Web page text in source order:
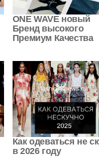
ONE WAVE новый
Бренд высокого
Премиум Качества
Как одеваться не
в 2026 году